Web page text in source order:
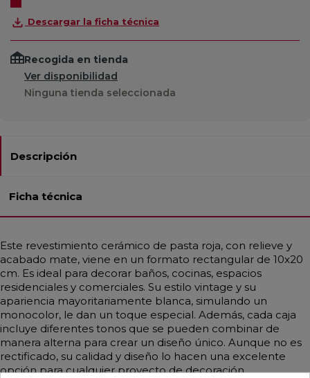
Descargar la ficha técnica
Recogida en tienda
Ver disponibilidad
Ninguna tienda seleccionada
Descripción
Ficha técnica
Este revestimiento cerámico de pasta roja, con relieve y
acabado mate, viene en un formato rectangular de 10x20
cm. Es ideal para decorar baños, cocinas, espacios
residenciales y comerciales. Su estilo vintage y su
apariencia mayoritariamente blanca, simulando un
monocolor, le dan un toque especial. Además, cada caja
incluye diferentes tonos que se pueden combinar de
manera alterna para crear un diseño único. Aunque no es
rectificado, su calidad y diseño lo hacen una excelente
opción para cualquier proyecto de decoración.